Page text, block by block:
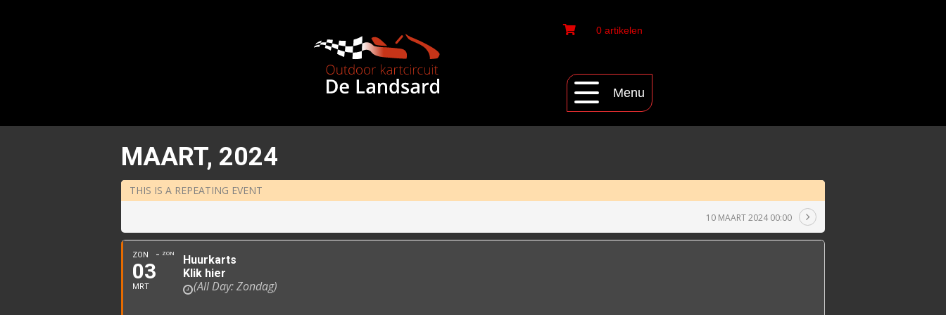
0 artikelen
Menu
MAART, 2024
THIS IS A REPEATING EVENT
10 MAART 2024 00:00
ZON
03
MRT
ZON
Huurkarts
Klik hier
(All Day: Zondag)